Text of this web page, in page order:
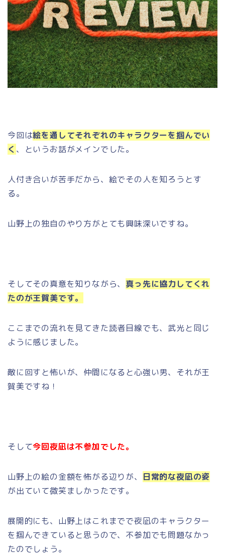
今回は絵を通してそれぞれのキャラクターを掴んでい
く 、というお話がメインでした。
人付き合いが苦手だから、絵でその人を知ろうとす
る。
山野上の独自のやり方がとても興味深いですね。
そしてその真意を知りながら、 真っ先に協力してくれ
たのが王賀美です。
ここまでの流れを見てきた読者目線でも、武光と同じ
ように感じました。
敵に回すと怖いが、仲間になると心強い男、それが王
賀美ですね！
そして今回夜凪は不参加でした。
山野上の絵の金額を怖がる辺りが、 日常的な夜凪の姿
が出ていて微笑ましかったです。
展開的にも、山野上はこれまでで夜凪のキャラクター
を掴んできていると思うので、不参加でも問題なかっ
たのでしょう。